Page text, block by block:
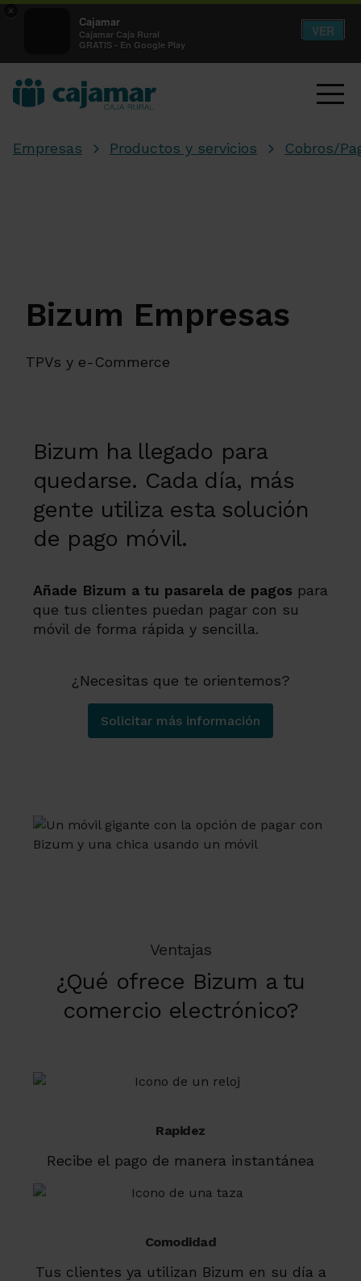
×
Cajamar
Cajamar Caja Rural
GRATIS - En Google Play
VER
Empresas Productos y servicios Cobros/
Bizum Empresas
TPVs y e-Commerce
Bizum ha llegado para
quedarse. Cada día, más
gente utiliza esta solución
de pago móvil.
Añade Bizum a tu pasarela de pagos para
que tus clientes puedan pagar con su
móvil de forma rápida y sencilla.
¿Necesitas que te orientemos?
Solicitar más información
Ventajas
¿Qué ofrece Bizum a tu
comercio electrónico?
Rapidez
Recibe el pago de manera instantánea
Comodidad
Tus clientes ya utilizan Bizum en su día a